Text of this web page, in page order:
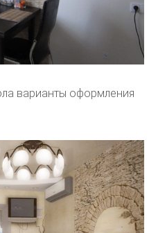
варианты оформления